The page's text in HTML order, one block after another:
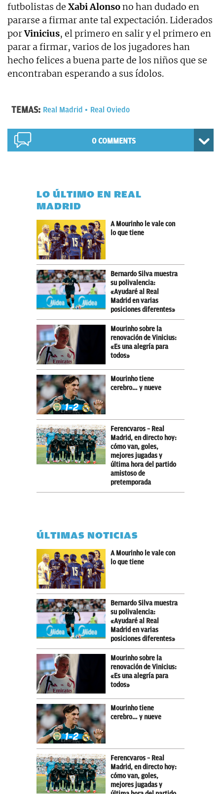
futbolistas de Xabi Alonsono han dudado en
pararse a firmar ante tal expectación. Liderados
porVinicius, el primero en salir y el primero en
parar a firmar, varios de los jugadores han
hecho felices a buena parte de los niños que se
encontraban esperando a sus ídolos.
TEMAS: Real Madrid Real Oviedo
0 COMMENTS
LO ÚLTIMO EN REAL
MADRID
A Mourinho le vale con
lo que tiene
Bernardo Silva muestra
su polivalencia:
«Ayudaré al Real
Madrid en varias
posiciones diferentes»
Mourinho sobre la
renovación de Vinicius:
«Es una alegría para
todos»
Mourinho tiene
cerebro… y nueve
Ferencvaros – Real
Madrid, en directo hoy:
cómo van, goles,
mejores jugadas y
última hora del partido
amistoso de
pretemporada
ÚLTIMAS NOTICIAS
A Mourinho le vale con
lo que tiene
Bernardo Silva muestra
su polivalencia:
«Ayudaré al Real
Madrid en varias
posiciones diferentes»
Mourinho sobre la
renovación de Vinicius:
«Es una alegría para
todos»
Mourinho tiene
cerebro… y nueve
Ferencvaros – Real
Madrid, en directo hoy:
cómo van, goles,
mejores jugadas y